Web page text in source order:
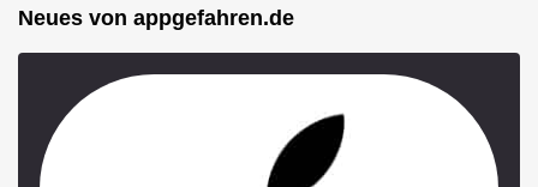
Neues von appgefahren.de